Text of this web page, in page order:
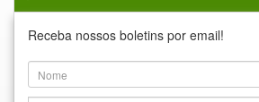
Receba nossos boletins por email!